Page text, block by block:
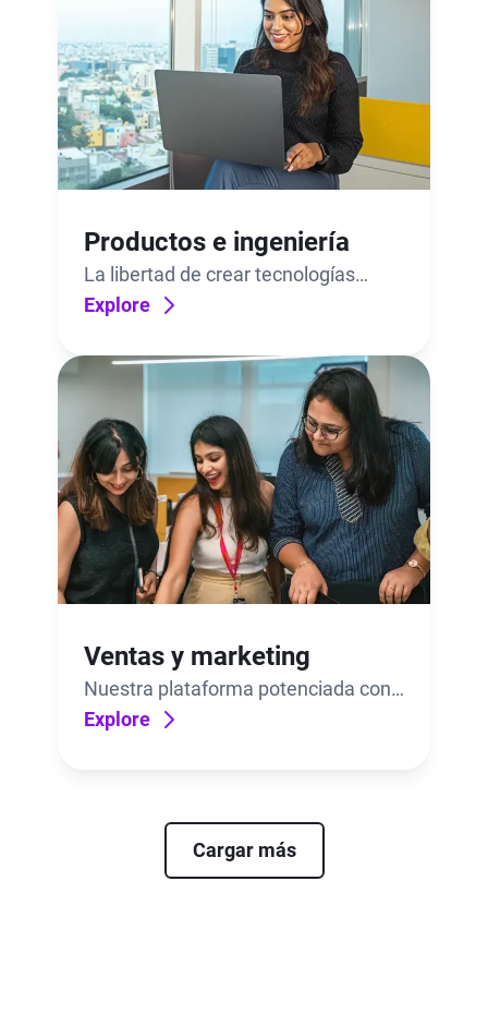
Productos e ingeniería
La libertad de crear tecnologías
revolucionarias. El soporte para
Explore
Ventas y marketing
Nuestra plataforma potenciada con
IA ayuda a los clientes a deleitar.
Explore
Cargar más